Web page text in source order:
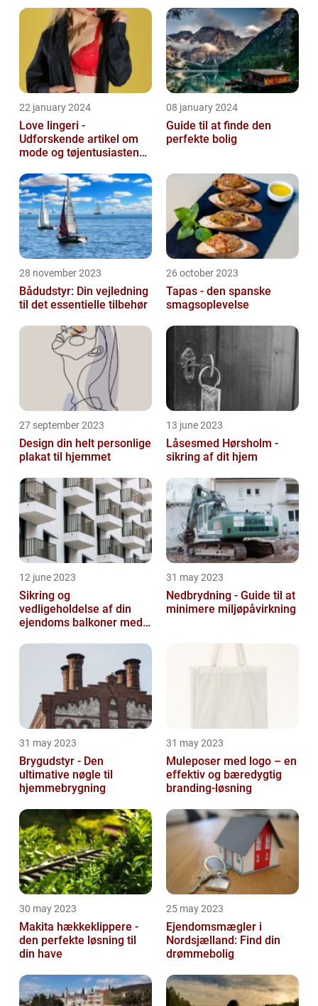
22 january 2024
Love lingeri -
Udforskende artikel om
mode og tøjentusiastens
08 january 2024
Guide til at finde den
perfekte bolig
28 november 2023
Bådudstyr: Din vejledning
til det essentielle tilbehør
26 october 2023
Tapas - den spanske
smagsoplevelse
27 september 2023
Design din helt personlige
plakat til hjemmet
13 june 2023
Låsesmed Hørsholm -
sikring af dit hjem
12 june 2023
Sikring og
vedligeholdelse af din
ejendoms balkoner med
31 may 2023
Nedbrydning - Guide til at
minimere miljøpåvirkning
31 may 2023
Brygudstyr - Den
ultimative nøgle til
hjemmebrygning
31 may 2023
Muleposer med logo – en
effektiv og bæredygtig
branding-løsning
30 may 2023
Makita hækkeklippere -
den perfekte løsning til
din have
25 may 2023
Ejendomsmægler i
Nordsjælland: Find din
drømmebolig